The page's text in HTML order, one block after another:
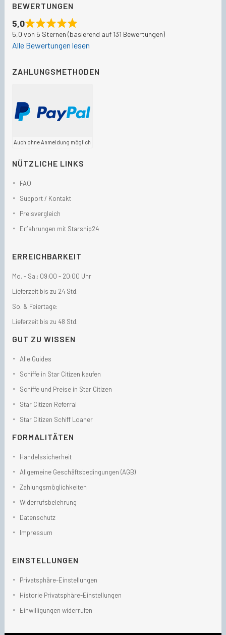
BEWERTUNGEN
5,0
5,0 von 5 Sternen (basierend auf 131 Bewertungen)
Alle Bewertungen lesen
ZAHLUNGSMETHODEN
Auch ohne Anmeldung möglich
NÜTZLICHE LINKS
FAQ
Support / Kontakt
Preisvergleich
Erfahrungen mit Starship24
ERREICHBARKEIT
Mo. - Sa.: 09:00 - 20:00 Uhr
Lieferzeit bis zu 24 Std.
So. & Feiertage:
Lieferzeit bis zu 48 Std.
GUT ZU WISSEN
Alle Guides
Schiffe in Star Citizen kaufen
Schiffe und Preise in Star Citizen
Star Citizen Referral
Star Citizen Schiff Loaner
FORMALITÄTEN
Handelssicherheit
Allgemeine Geschäftsbedingungen (AGB)
Zahlungsmöglichkeiten
Widerrufsbelehrung
Datenschutz
Impressum
EINSTELLUNGEN
Privatsphäre-Einstellungen
Historie Privatsphäre-Einstellungen
Einwilligungen widerrufen